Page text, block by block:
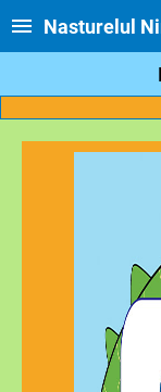
Nasturelul